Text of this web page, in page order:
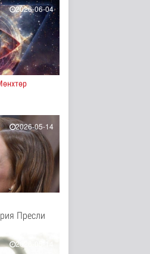
өмнө
улсын
тоогоор
өмнө
шугам
өмнө
өдөртөө
өмнө
Төрийн
өмнө
2026-06-04
2026-05-14
Пресли
2026-05-14